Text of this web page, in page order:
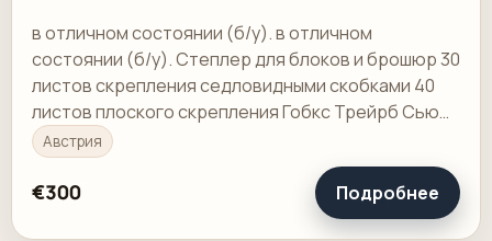
в отличном состоянии (б/у). в отличном
состоянии (б/у). Степлер для блоков и брошюр 30
листов скрепления седловидными скобками 40
листов плоского скрепления Гобкс Трейрб Сью
Айкейп
Австрия
€300 Подробнее